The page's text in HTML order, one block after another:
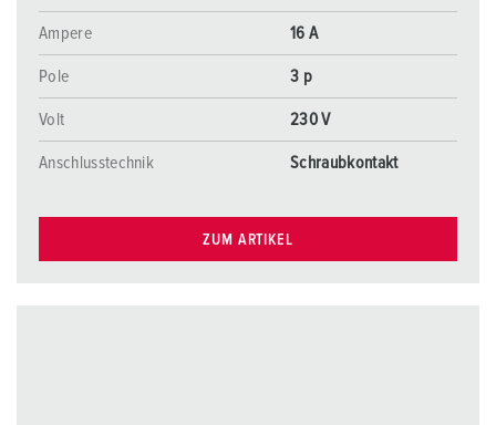
Ampere 16 A
Pole 3 p
Volt 230 V
Anschlusstechnik Schraubkontakt
ZUM ARTIKEL